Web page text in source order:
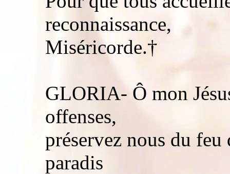
reconnaissance,
Miséricorde.†
GLORIA- Ô mon
offenses,
préservez nous du
paradis